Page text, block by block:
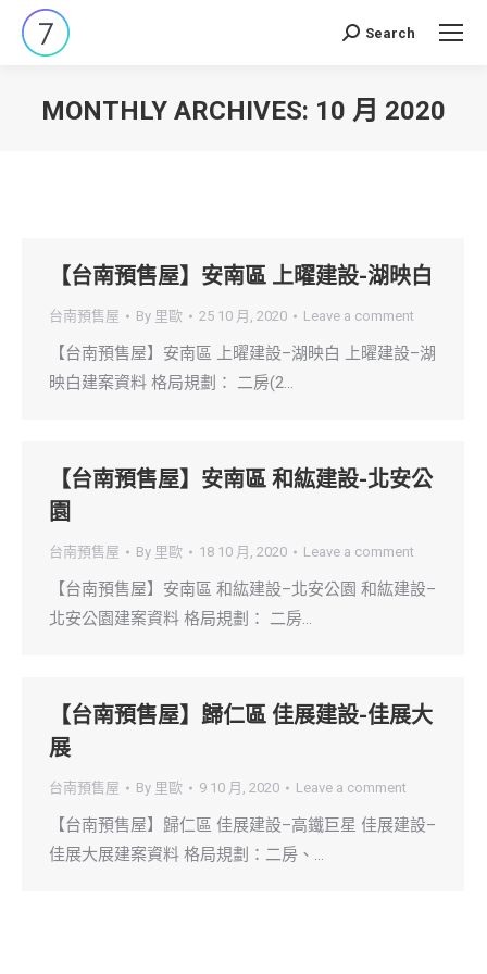
Search:
Search
MONTHLY ARCHIVES: 10 月 2020
【台南預售屋】安南區 上曜建設-湖映白
台南預售屋 By 里歐 25 10 月, 2020 Leave a comment
【台南預售屋】安南區 上曜建設–湖映白 上曜建設–湖
映白建案資料 格局規劃： 二房(2…
【台南預售屋】安南區 和紘建設-北安公
園
台南預售屋 By 里歐 18 10 月, 2020 Leave a comment
【台南預售屋】安南區 和紘建設–北安公園 和紘建設–
北安公園建案資料 格局規劃： 二房…
【台南預售屋】歸仁區 佳展建設-佳展大
展
台南預售屋 By 里歐 9 10 月, 2020 Leave a comment
【台南預售屋】歸仁區 佳展建設–高鐵巨星 佳展建設–
佳展大展建案資料 格局規劃：二房、…